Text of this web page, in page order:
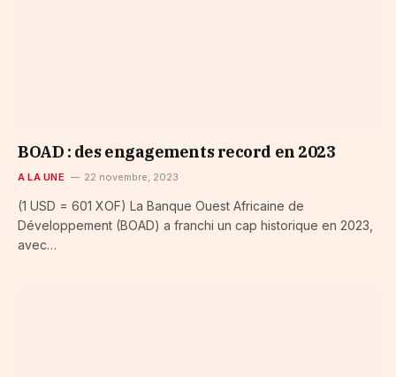
BOAD : des engagements record en 2023
A LA UNE 22 novembre, 2023
(1 USD = 601 XOF) La Banque Ouest Africaine de
Développement (BOAD) a franchi un cap historique en 2023,
avec…